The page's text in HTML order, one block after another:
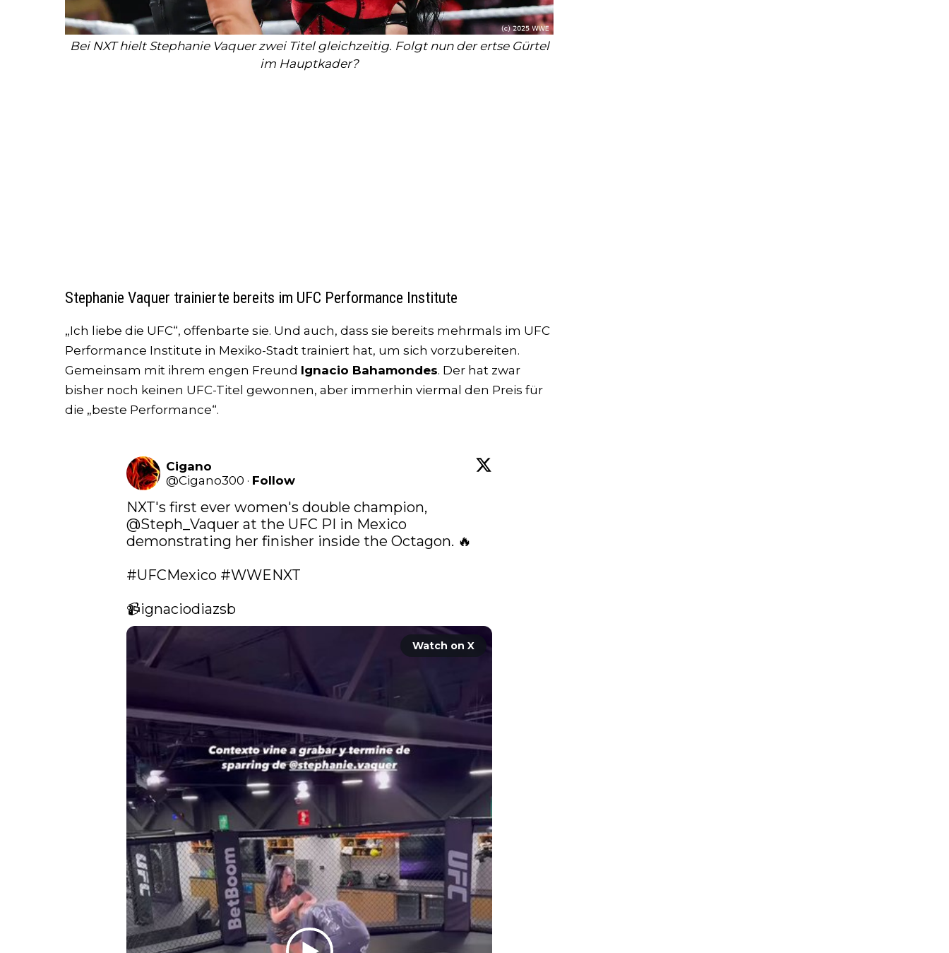
Bei NXT hielt Stephanie Vaquer zwei Titel gleichzeitig. Folgt nun der ertse Gürtel
im Hauptkader?
Stephanie Vaquer trainierte bereits im UFC Performance Institute
„Ich liebe die UFC“, offenbarte sie. Und auch, dass sie bereits mehrmals im UFC
Performance Institute in Mexiko-Stadt trainiert hat, um sich vorzubereiten.
Gemeinsam mit ihrem engen Freund Ignacio Bahamondes. Der hat zwar
bisher noch keinen UFC-Titel gewonnen, aber immerhin viermal den Preis für
die „beste Performance“.
Cigano
@Cigano300 · Follow
@Steph_Vaquer at the UFC PI in Mexico
demonstrating her finisher inside the Octagon. 🔥
#UFCMexico #WWENXT
📹ignaciodiazsb
Watch on X